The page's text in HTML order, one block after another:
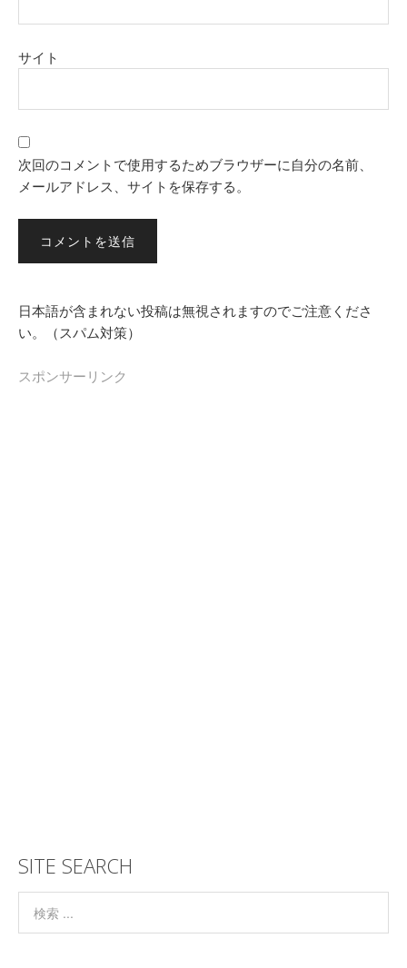
サイト
次回のコメントで使用するためブラウザーに自分の名前、
メールアドレス、サイトを保存する。
日本語が含まれない投稿は無視されますのでご注意くださ
い。（スパム対策）
スポンサーリンク
SITE SEARCH